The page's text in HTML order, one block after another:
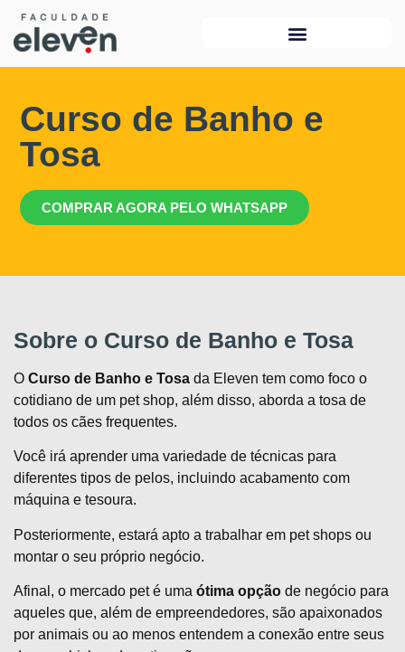
Curso de Banho e
Tosa
COMPRAR AGORA PELO WHATSAPP
Sobre o Curso de Banho e Tosa
O Curso de Banho e Tosa da Eleven tem como foco o
cotidiano de um pet shop, além disso, aborda a tosa de
todos os cães frequentes.
Você irá aprender uma variedade de técnicas para
diferentes tipos de pelos, incluindo acabamento com
máquina e tesoura.
Posteriormente, estará apto a trabalhar em pet shops ou
montar o seu próprio negócio.
Afinal, o mercado pet é uma ótima opção de negócio para
aqueles que, além de empreendedores, são apaixonados
por animais ou ao menos entendem a conexão entre seus